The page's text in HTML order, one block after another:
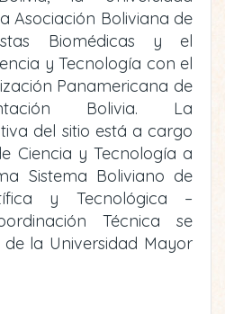
Asociación Boliviana de
Biomédicas y el
y Tecnología con el
Panamericana de
Bolivia. La
del sitio está a cargo
Ciencia y Tecnología a
Sistema Boliviano de
y Tecnológica –
Técnica se
la Universidad Mayor